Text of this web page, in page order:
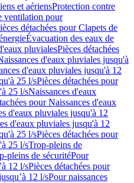
et aériensProtection contre
ventilation pour
détachées pour Clapets de
Évacuation des eaux de
pluvialesPièces détachées
d'eaux pluviales jusqu'à
d'eaux pluviales jusqu'à 12
25 l/sPièces détachées pour
25 l/sNaissances d'eaux
pour Naissances d'eaux
d'eaux pluviales jusqu'à 12
d'eaux pluviales jusqu'à 12
25 l/sPièces détachées pour
25 l/sTrop-pleins de
pleins de sécuritéPour
12 l/sPièces détachées pour
12 l/sPour naissances